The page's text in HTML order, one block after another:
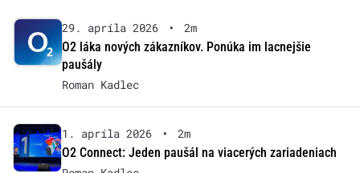
29. apríla 2026 •
2m
O2 láka nových zákazníkov. Ponúka im lacnejšie
paušály
Roman Kadlec
1. apríla 2026 •
2m
O2 Connect: Jeden paušál na viacerých zariadeniach